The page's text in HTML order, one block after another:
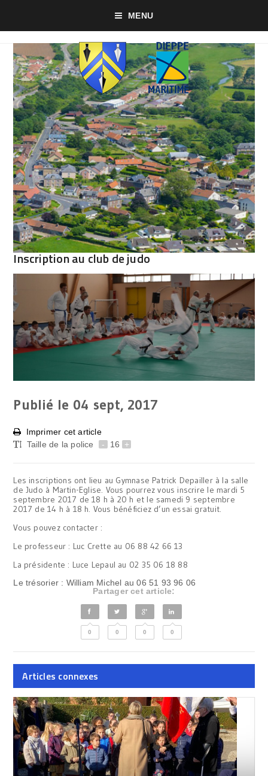
MENU
Inscription au club de judo
Publié le 04 sept, 2017
Imprimer cet article
Taille de la police
- 16 +
Les inscriptions ont lieu au Gymnase Patrick Depailler à la salle
de Judo à Martin-Eglise. Vous pourrez vous inscrire le mardi 5
septembre 2017 de 18 h à 20 h et le samedi 9 septembre
2017 de 14 h à 18 h. Vous bénéficiez d’un essai gratuit.
Vous pouvez contacter :
Le professeur : Luc Crette au 06 88 42 66 13
La présidente : Luce Lepaul au 02 35 06 18 88
Le trésorier : William Michel au 06 51 93 96 06
Partager cet article:
0 0 0 0
Articles connexes